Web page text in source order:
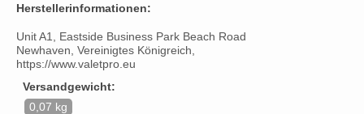
Herstellerinformationen:
Unit A1, Eastside Business Park Beach Road
Newhaven, Vereinigtes Königreich,
https://www.valetpro.eu
Versandgewicht:
0,07 kg